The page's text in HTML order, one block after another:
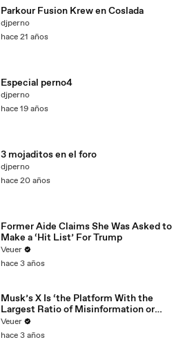
Parkour Fusion Krew en Coslada
djperno
hace 21 años
Especial perno4
djperno
hace 19 años
3 mojaditos en el foro
djperno
hace 20 años
Former Aide Claims She Was Asked to
Make a ‘Hit List’ For Trump
Veuer
hace 3 años
Musk’s X Is ‘the Platform With the
Largest Ratio of Misinformation or
Disinformation’ Amongst All Social
Media Platforms
Veuer
hace 3 años